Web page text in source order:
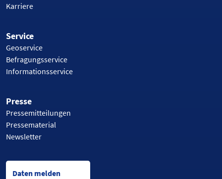
Karriere
Service
Geoservice
Befragungsservice
Informationsservice
Presse
Pressemitteilungen
Pressematerial
Newsletter
Daten melden